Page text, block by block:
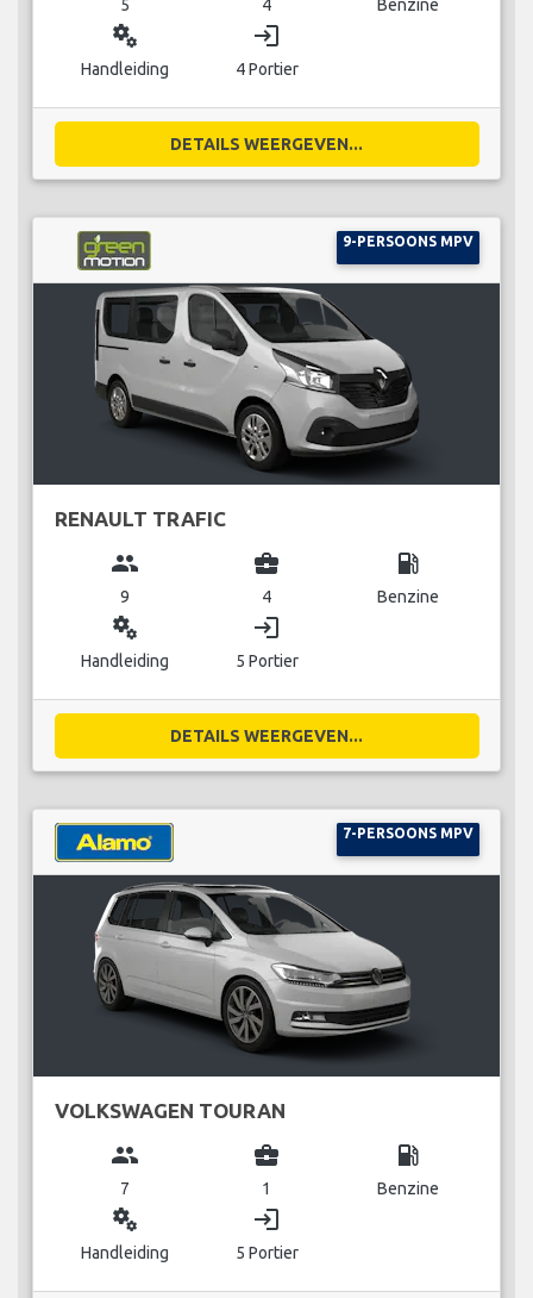
5 4 Benzine
miscellaneous_services
Handleiding
login
4 Portier
DETAILS WEERGEVEN...
9-PERSOONS MPV
RENAULT TRAFIC
group
9
business_center
4
local_gas_station
Benzine
miscellaneous_services
Handleiding
login
5 Portier
DETAILS WEERGEVEN...
7-PERSOONS MPV
VOLKSWAGEN TOURAN
group
7
business_center
1
local_gas_station
Benzine
miscellaneous_services
Handleiding
login
5 Portier